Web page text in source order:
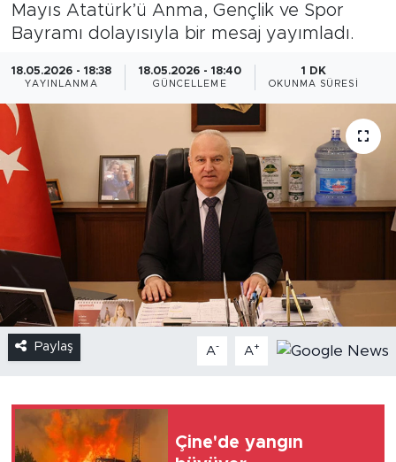
Mayıs Atatürk’ü Anma, Gençlik ve Spor
Bayramı dolayısıyla bir mesaj yayımladı.
18.05.2026 - 18:38
YAYINLANMA
18.05.2026 - 18:40
GÜNCELLEME
1 DK
OKUNMA SÜRESI
Paylaş A- A+
Çine'de yangın